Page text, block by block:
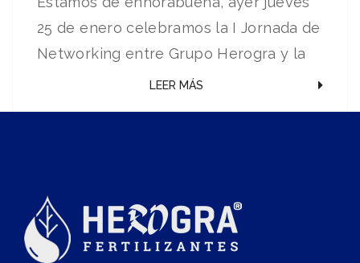
25 de enero celebramos la I Jornada de
Networking entre Grupo Herogra y la
Universidad de Granada. Una jornada
por el talento y la innovación. […]
LEER MÁS